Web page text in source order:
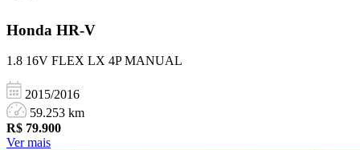
Honda HR-V
1.8 16V FLEX LX 4P MANUAL
2015/2016
59.253 km
R$ 79.900
Ver mais